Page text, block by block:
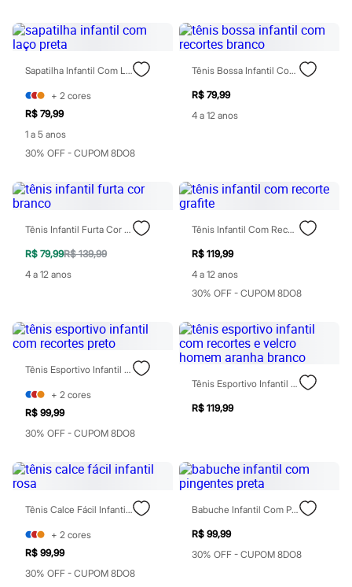
Sandálias
Tênis
Diversão
Marcas
Baby Club
Fifteen
Miss Fifteen
Palomino
Moda íntima
Calcinhas
Meias
Pijamas
Moda praia
Biquínis e Maiôs
Blusas de proteção
Sungas
Bluey
Homem Aranha
Minecraft
Naruto
Patrulha Canina
Sonic
Stitch
Beleza
Kits
Perfumes árabes
Cabelos
Condicionador
Escovas e Pentes
Finalizadores
Tratamento
Cuidados com o corpo
Hidratante
Protetor solar
Sapatilha Infantil Com Laço Preta
+ 2 cores
R$ 79,99
1 a 5 anos
30% OFF - CUPOM 8DO8
Tênis Bossa Infantil Com Recortes Branco
R$ 79,99
4 a 12 anos
Tênis Infantil Furta Cor Branco
R$ 79,99R$ 139,99
4 a 12 anos
Tênis Infantil Com Recorte Grafite
R$ 119,99
4 a 12 anos
30% OFF - CUPOM 8DO8
Tênis Esportivo Infantil Com Recortes Preto
+ 2 cores
R$ 99,99
30% OFF - CUPOM 8DO8
Tênis Esportivo Infantil Com Recortes E Velcro Homem Aranha Branco
R$ 119,99
Tênis Calce Fácil Infantil Rosa
+ 2 cores
R$ 99,99
30% OFF - CUPOM 8DO8
Babuche Infantil Com Pingentes Preta
R$ 99,99
30% OFF - CUPOM 8DO8